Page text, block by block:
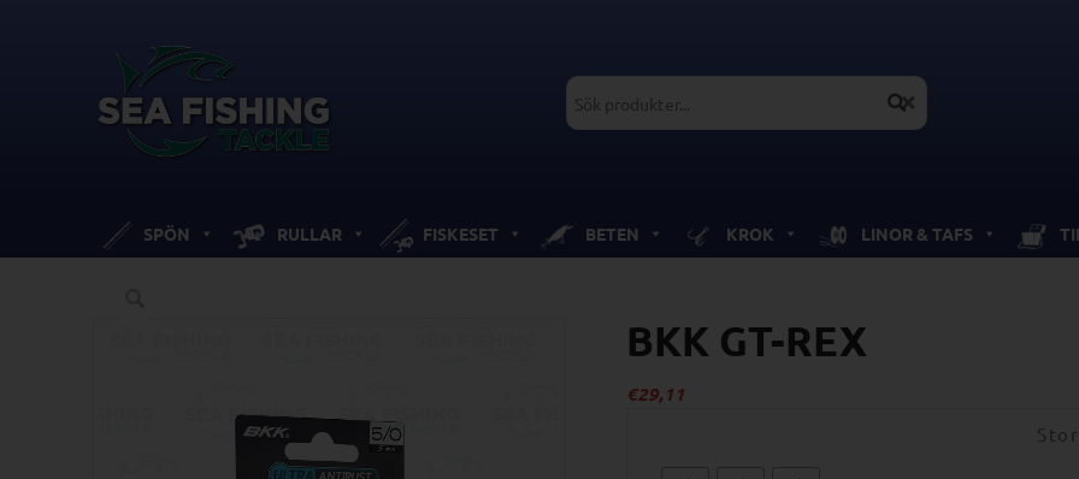
SPÖN RULLAR FISKESET BETEN KROK LINOR & TAFS
BKK GT-REX
€29,11